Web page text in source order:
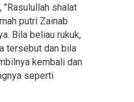
shalat
putri Zainab
Bila beliau rukuk,
tersebut dan bila
kembali dan
seperti